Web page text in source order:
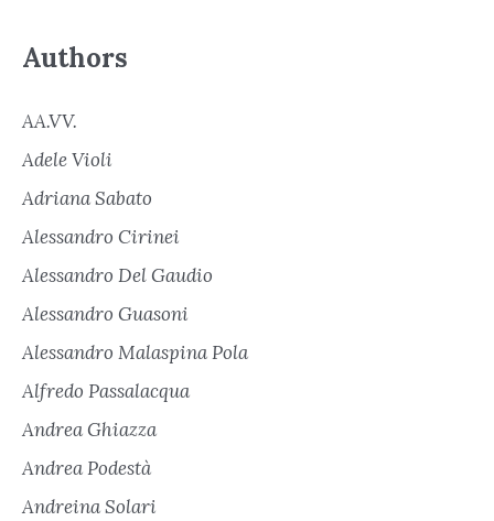
Authors
AA.VV.
Adele Violi
Adriana Sabato
Alessandro Cirinei
Alessandro Del Gaudio
Alessandro Guasoni
Alessandro Malaspina Pola
Alfredo Passalacqua
Andrea Ghiazza
Andrea Podestà
Andreina Solari